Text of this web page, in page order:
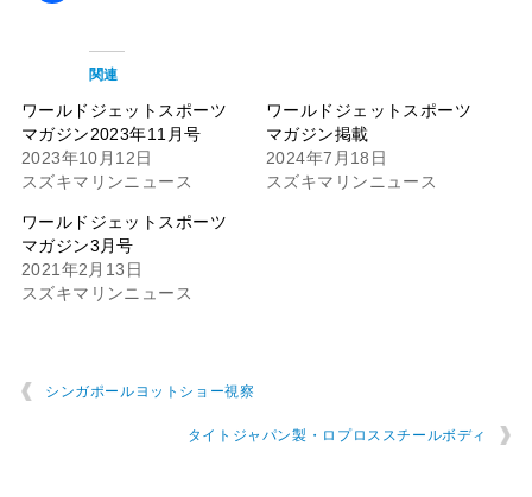
関連
ワールドジェットスポーツ
マガジン2023年11月号
2023年10月12日
スズキマリンニュース
ワールドジェットスポーツ
マガジン掲載
2024年7月18日
スズキマリンニュース
ワールドジェットスポーツ
マガジン3月号
2021年2月13日
スズキマリンニュース
シンガポールヨットショー視察
タイトジャパン製・ロプロススチールボディ